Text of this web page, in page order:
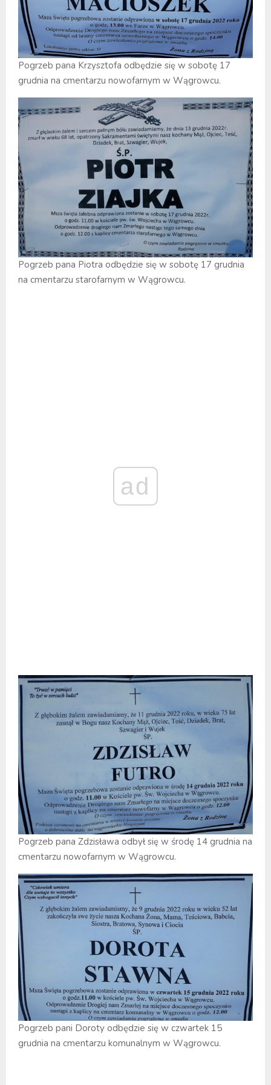
Pogrzeb pana Krzysztofa odbędzie się w sobotę 17
grudnia na cmentarzu nowofarnym w Wągrowcu.
Pogrzeb pana Piotra odbędzie się w sobotę 17 grudnia
na cmentarzu starofarnym w Wągrowcu.
ad
Pogrzeb pana Zdzisława odbył się w środę 14 grudnia na
cmentarzu nowofarnym w Wągrowcu.
Pogrzeb pani Doroty odbędzie się w czwartek 15
grudnia na cmentarzu komunalnym w Wągrowcu.